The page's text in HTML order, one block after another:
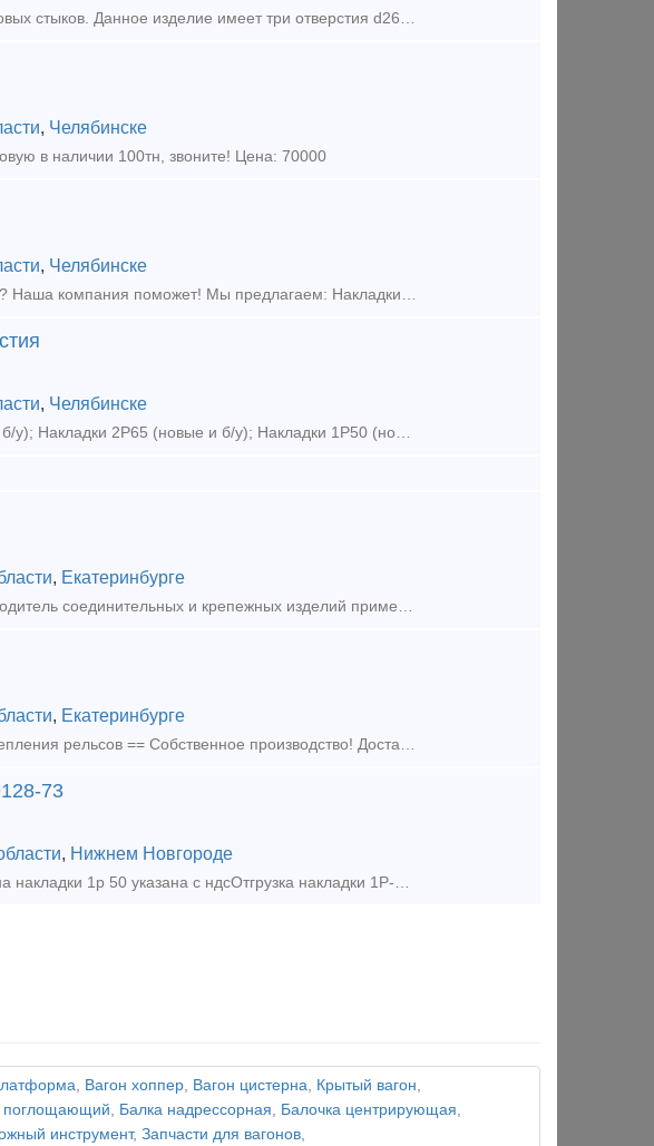
Накладки 1р-50 являются основным элементом болтовых стыков. Данное изделие имеет три отверстия d26 и три отверстия под стыковой болт. Накладка 1Р50 используется для скрепления с
, Челябинске
в наличии 100тн, звоните! Цена: 70000
, Челябинске
Как решить проблему с некачественными поставками? Наша компания поможет! Мы предлагаем: Накладки 1Р65 (новые и б/у); Накладки 2Р65 (новые и б/у); Накладки 1Р50 (новые и б/у);
, Челябинске
Наша компания предлагает: Накладки 1Р65 (новые и б/у); Накладки 2Р65 (новые и б/у); Накладки 1Р50 (новые и б/у); Болт стыковой М24х150 (в сборе и по отдельности); Болт стыко
, Екатеринбурге
Предложение (продажа) УралМехОбработка - производитель соединительных и крепежных изделий применяемых при строительстве в районах с сейсмичностью 7-9 баллов.
, Екатеринбурге
Предложение (продажа) Изготавливаем элементы крепления рельсов == Собственное производство! Доставка по России! == Изготавливаем:
73
, Нижнем Новгороде
Накладка 1Р50 восстановленная ГОСТ 19128-73. Цена накладки 1р 50 указана с ндсОтгрузка накладки 1Р-50: транспортной компанией или самовывозОплата накладок 1р50 осуществляется с пом
, Вагон хоппер, Вагон цистерна, Крытый вагон,
поглощающий, Балка надрессорная, Балочка центрирующая,
инструмент, Запчасти для вагонов,